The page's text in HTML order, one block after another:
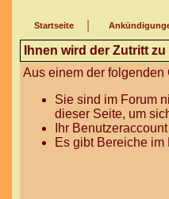
Startseite
Ihnen wird der Zutritt
Aus einem der folgenden
Sie sind im Forum
dieser Seite, um
Ihr
Es gibt Bereiche